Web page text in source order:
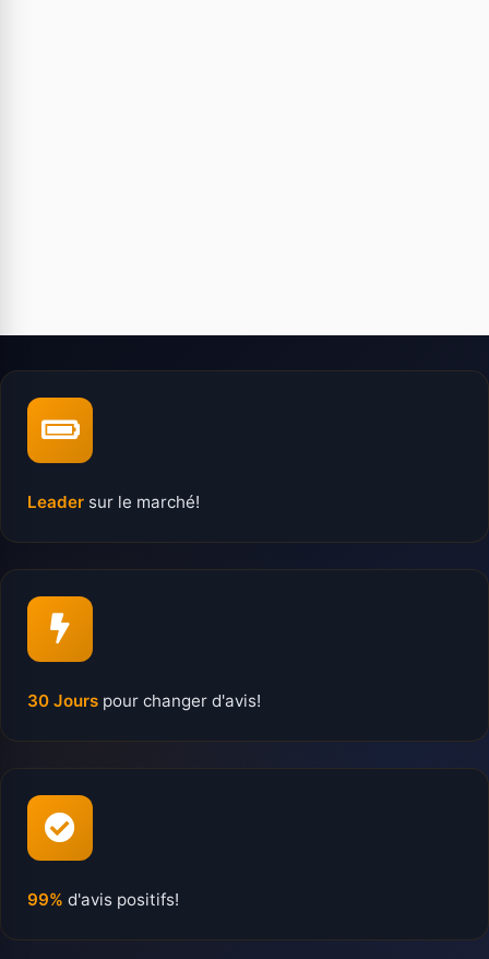
Leader sur le marché!
30 Jours pour changer d'avis!
99% d'avis positifs!